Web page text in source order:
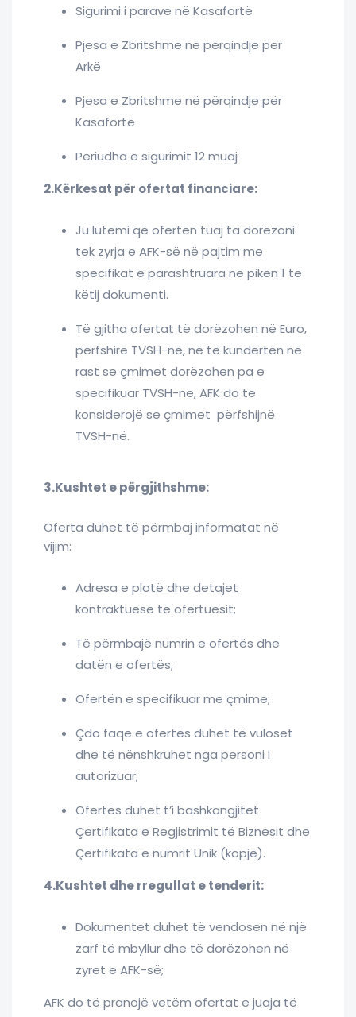
Sigurimi i parave në Kasafortë
Pjesa e Zbritshme në përqindje për
Arkë
Pjesa e Zbritshme në përqindje për
Kasafortë
Periudha e sigurimit 12 muaj
2.Kërkesat për ofertat financiare:
Ju lutemi që ofertën tuaj ta dorëzoni
tek zyrja e AFK-së në pajtim me
specifikat e parashtruara në pikën 1 të
këtij dokumenti.
Të gjitha ofertat të dorëzohen në Euro,
përfshirë TVSH-në, në të kundërtën në
rast se çmimet dorëzohen pa e
specifikuar TVSH-në, AFK do të
konsiderojë se çmimet përfshijnë
TVSH-në.
3.Kushtet e përgjithshme:
Oferta duhet të përmbaj informatat në
vijim:
Adresa e plotë dhe detajet
kontraktuese të ofertuesit;
Të përmbajë numrin e ofertës dhe
datën e ofertës;
Ofertën e specifikuar me çmime;
Çdo faqe e ofertës duhet të vuloset
dhe të nënshkruhet nga personi i
autorizuar;
Ofertës duhet t’i bashkangjitet
Çertifikata e Regjistrimit të Biznesit dhe
Çertifikata e numrit Unik (kopje).
4.Kushtet dhe rregullat e tenderit:
Dokumentet duhet të vendosen në një
zarf të mbyllur dhe të dorëzohen në
zyret e AFK-së;
AFK do të pranojë vetëm ofertat e juaja të